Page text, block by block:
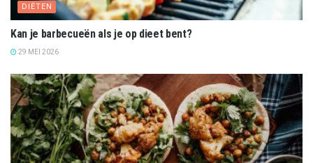
DIËTEN
Kan je barbecueën als je op dieet bent?
29 MEI 2026